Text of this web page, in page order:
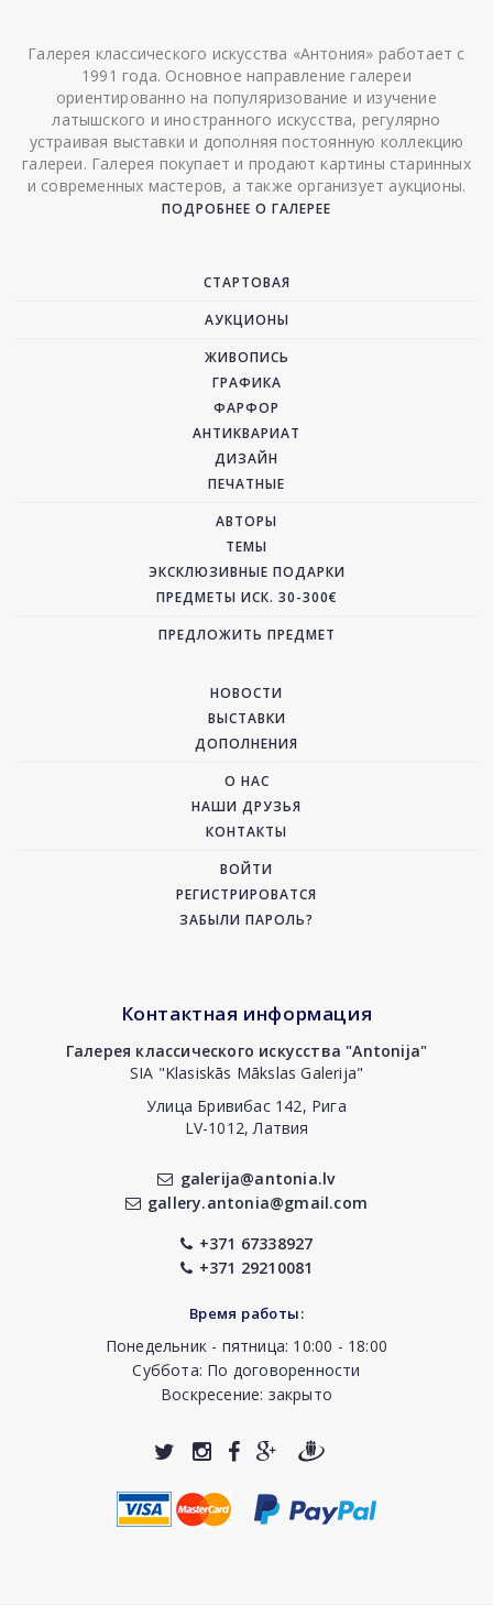
Галерея классического искусства «Антония» работает с
1991 года. Основное направление галереи
ориентированно на популяризование и изучение
латышского и иностранного искусства, регулярно
устраивая выставки и дополняя постоянную коллекцию
галереи. Галерея покупает и продают картины старинных
и современных мастеров, а также организует аукционы.
ПОДРОБНЕЕ О ГАЛЕРЕЕ
СТАРТОВАЯ
АУКЦИОНЫ
ЖИВОПИСЬ
ГРАФИКА
ФАРФОР
АНТИКВАРИАТ
ДИЗАЙН
ПЕЧАТНЫЕ
АВТОРЫ
ТЕМЫ
ЭКСКЛЮЗИВНЫЕ ПОДАРКИ
ПРЕДМЕТЫ ИСК. 30-300€
ПРЕДЛОЖИТЬ ПРЕДМЕТ
НОВОСТИ
ВЫСТАВКИ
ДОПОЛНЕНИЯ
О НАС
НАШИ ДРУЗЬЯ
КОНТАКТЫ
ВОЙТИ
РЕГИСТРИРОВАТСЯ
ЗАБЫЛИ ПАРОЛЬ?
Контактная информация
Галерея классического искусства "Antonija"
SIA "Klasiskās Mākslas Galerija"
Улица Бривибас 142, Рига
LV-1012, Латвия
galerija@antonia.lv
gallery.antonia@gmail.com
+371 67338927
+371 29210081
Время работы:
Понедельник - пятница: 10:00 - 18:00
Суббота: По договоренности
Воскресение: закрыто